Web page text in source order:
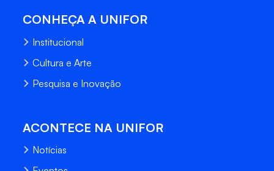
CONHEÇA A UNIFOR
Institucional
Cultura e Arte
Pesquisa e Inovação
ACONTECE NA UNIFOR
Notícias